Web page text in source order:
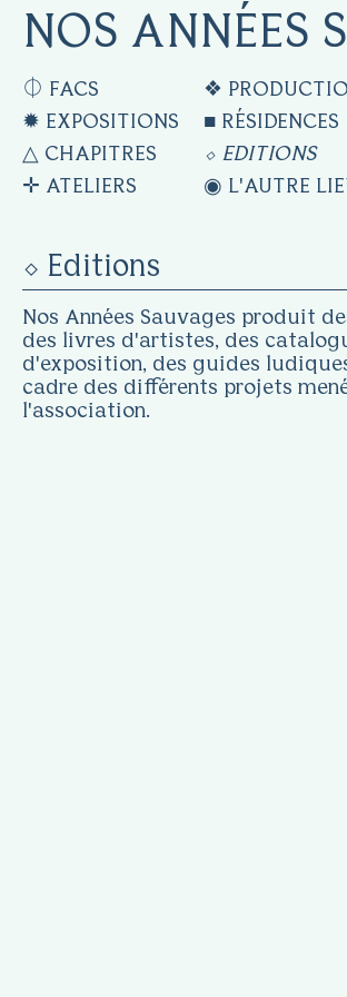
NOS ANNÉES
⏀ FACS
❖
✹ EXPOSITIONS
■ RÉSIDENCES
△ CHAPITRES
⬦ EDITIONS
✛ ATELIERS
◉ L'AUTRE
⬦ Editions
Nos Années Sauvages produit
des livres d'artistes, des
d'exposition, des guides
cadre des différents projets
l'association.